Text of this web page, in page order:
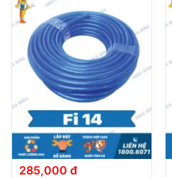
Ventek
Hướng
dẫn
lắp
Quy
định
Blog
chia
285,000 đ